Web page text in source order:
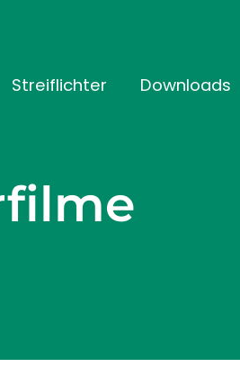
Streiflichter Downloads